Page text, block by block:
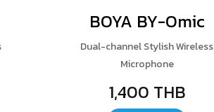
BOYA BY-Omic
Dual-channel Stylish Wireless
Microphone
1,400 THB